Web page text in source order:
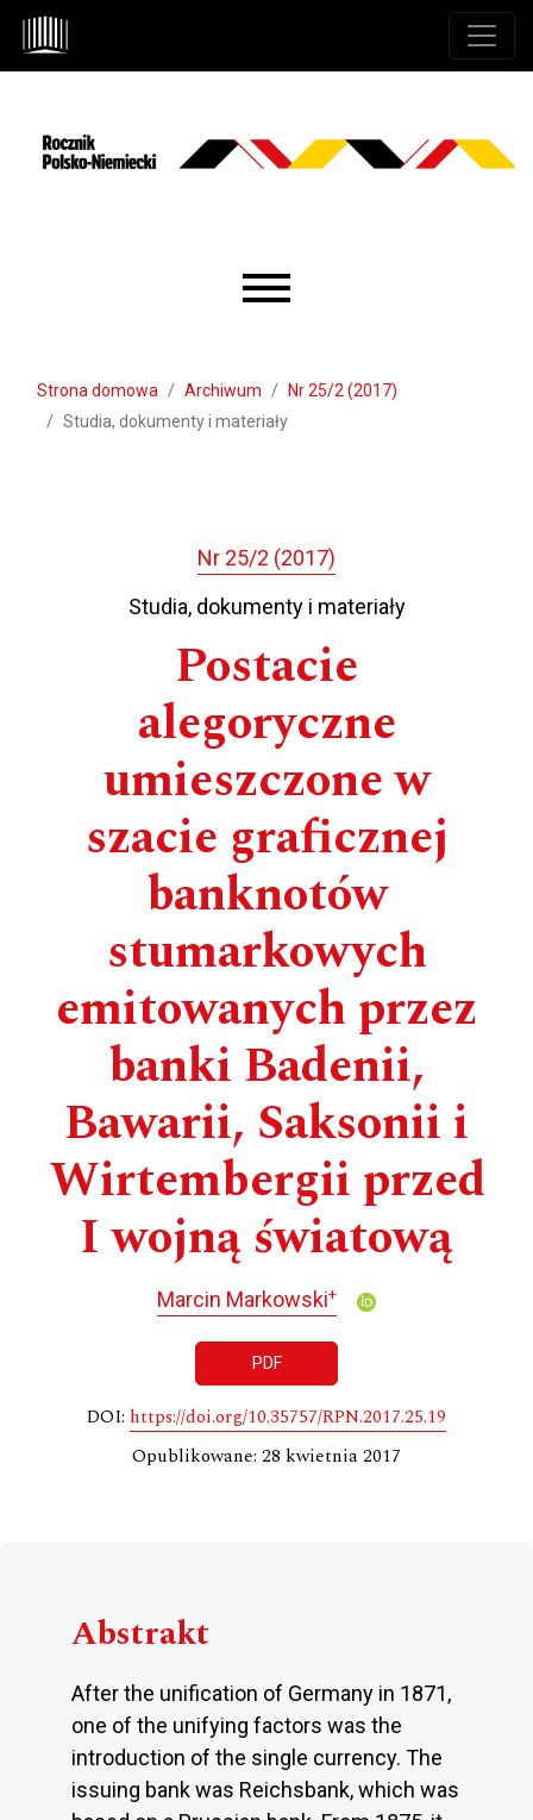
Przejdź do głównego menu
Przejdź do sekcji głównej
Przejdź do stopki
Strona domowa Archiwum
Nr 25/2 (2017)
Studia, dokumenty i materiały
Nr 25/2 (2017)
Studia, dokumenty i materiały
Postacie
alegoryczne
umieszczone w
szacie graficznej
banknotów
stumarkowych
emitowanych przez
banki Badenii,
Bawarii, Saksonii i
Wirtembergii przed
I wojną światową
Marcin Markowski+
PDF
DOI: https://doi.org/10.35757/RPN.2017.25.19
Opublikowane: 28 kwietnia 2017
Abstrakt
After the unification of Germany in 1871,
one of the unifying factors was the
introduction of the single currency. The
issuing bank was Reichsbank, which was